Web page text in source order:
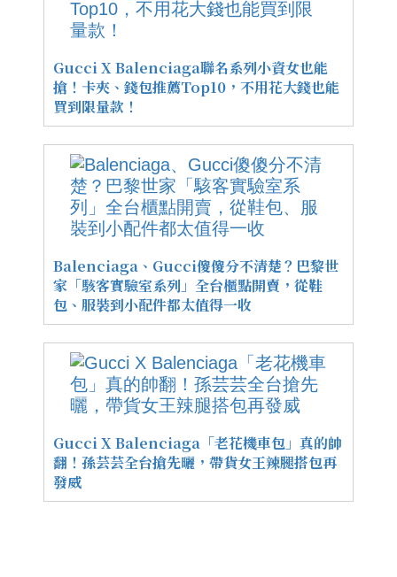
Gucci X Balenciaga聯名系列小資女也能
搶！卡夾、錢包推薦Top10，不用花大錢也能
買到限量款！
Balenciaga、Gucci傻傻分不清楚？巴黎世
家「駭客實驗室系列」全台櫃點開賣，從鞋
包、服裝到小配件都太值得一收
Gucci X Balenciaga「老花機車包」真的帥
翻！孫芸芸全台搶先曬，帶貨女王辣腿搭包再
發威